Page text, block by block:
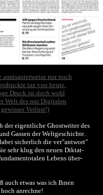
nur noch
taz von heute.
Druck ist doch wohl
Welt des nur Digitalen
Verlust!)
der eigentliche Ghostwriter des
Gassen der Weltgeschichte.
sicherlich die ver"antwort"
sehr klug den neuen Diktat-
Lebens über-
auch etwas was ich Ihnen
anrechne!